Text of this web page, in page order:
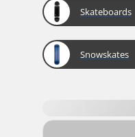
Skateboards
Snowskates